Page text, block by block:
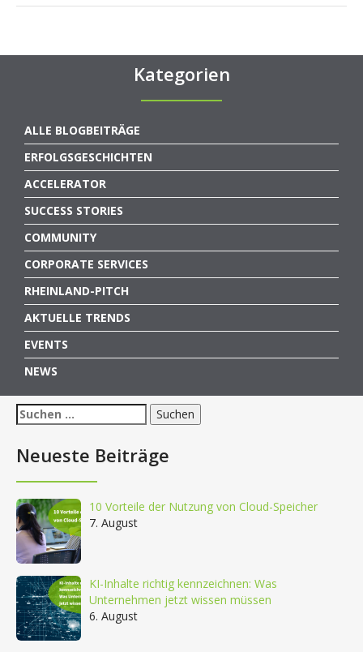
Kategorien
ALLE BLOGBEITRÄGE
ERFOLGSGESCHICHTEN
ACCELERATOR
SUCCESS STORIES
COMMUNITY
CORPORATE SERVICES
RHEINLAND-PITCH
AKTUELLE TRENDS
EVENTS
NEWS
Suchen
nach:
Neueste Beiträge
10 Vorteile der Nutzung von Cloud-Speicher
7. August
KI-Inhalte richtig kennzeichnen: Was
Unternehmen jetzt wissen müssen
6. August